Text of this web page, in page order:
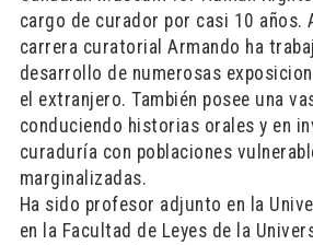
cargo de curador por casi 10 años.
carrera curatorial Armando ha
desarrollo de numerosas
el extranjero. También posee una
conduciendo historias orales y en
curaduría con poblaciones
marginalizadas.
Ha sido profesor adjunto en la
en la Facultad de Leyes de la